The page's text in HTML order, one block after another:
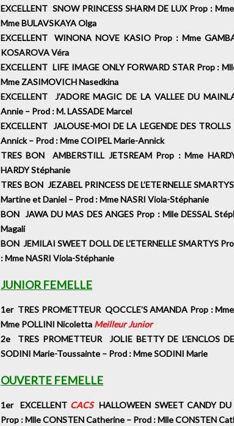
EXCELLENT SNOW PRINCESS SHARM DE LUX Prop :
Mme BULAVSKAYA Olga
EXCELLENT WINONA NOVE KASIO Prop : Mme
KOSAROVA Véra
EXCELLENT LIFE IMAGE ONLY FORWARD STAR Prop :
Mme ZASIMOVICH Nasedkina
EXCELLENT J’ADORE MAGIC DE LA VALLEE DU
Annie – Prod : M. LASSADE Marcel
EXCELLENT JALOUSE-MOI DE LA LEGENDE DES
Annick – Prod : Mme COIPEL Marie-Annick
TRES BON AMBERSTILL JETSREAM Prop : Mme
HARDY Stéphanie
TRES BON JEZABEL PRINCESS DE L’ETERNELLE
Martine et Daniel – Prod : Mme NASRI Viola-Stéphanie
BON JAWA DU MAS DES ANGES Prop : Mlle DESSAL
Magali
BON JEMILAI SWEET DOLL DE L’ETERNELLE SMARTYS
: Mme NASRI Viola-Stéphanie
JUNIOR FEMELLE
1er TRES PROMETTEUR QOCCLE’S AMANDA Prop :
Mme POLLINI Nicoletta Meilleur Junior
2e TRES PROMETTEUR JOLIE BETTY DE L’ENCLOS
SODINI Marie-Toussainte – Prod : Mme SODINI Marie
OUVERTE FEMELLE
1er EXCELLENT CACSHALLOWEEN SWEET CANDY
Prop : Mlle CONSTEN Catherine – Prod : Mlle CONSTEN